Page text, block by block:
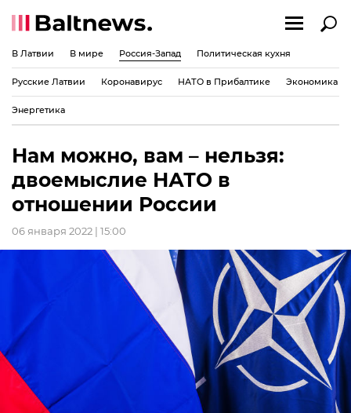
В Латвии В мире Россия-Запад Политическая кухня
Русские Латвии Коронавирус НАТО в Прибалтике Экономика
Энергетика
Нам можно, вам – нельзя:
двоемыслие НАТО в
отношении России
06 января 2022 | 15:00